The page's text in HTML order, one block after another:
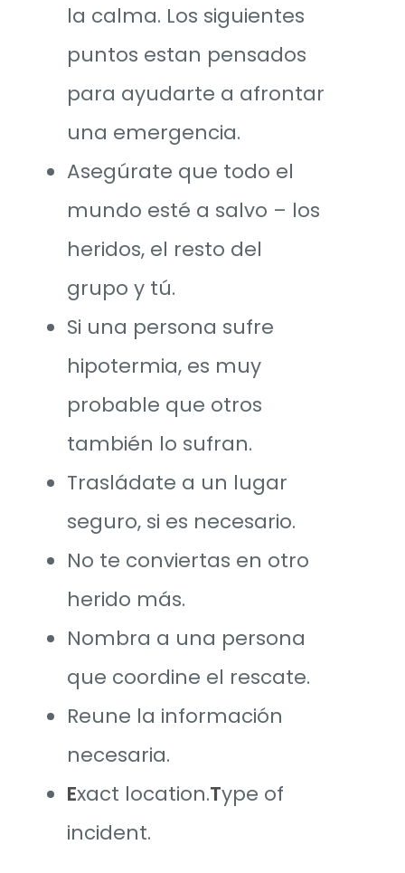
la calma. Los siguientes
puntos estan pensados
para ayudarte a afrontar
una emergencia.
Asegúrate que todo el
mundo esté a salvo – los
heridos, el resto del
grupo y tú.
Si una persona sufre
hipotermia, es muy
probable que otros
también lo sufran.
Trasládate a un lugar
seguro, si es necesario.
No te conviertas en otro
herido más.
Nombra a una persona
que coordine el rescate.
Reune la información
necesaria.
Exact location.Type of
incident.